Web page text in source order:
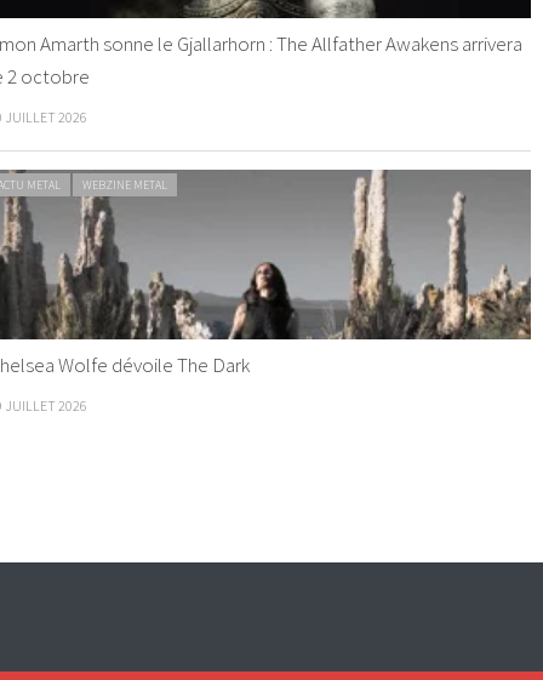
Amarth sonne le Gjallarhorn : The Allfather Awakens arrivera
2 octobre
JUILLET 2026
METAL WEBZINE METAL
Wolfe dévoile The Dark
JUILLET 2026